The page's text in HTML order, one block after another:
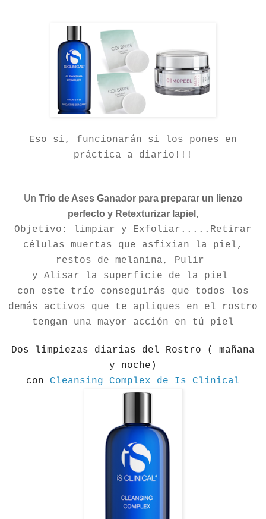
Eso si, funcionarán si los pones en
práctica a diario!!!
Un Trio de Ases Ganador para preparar un lienzo
perfecto y Retexturizar lapiel ,
Objetivo: limpiar y Exfoliar.....Retirar
células muertas que asfixian la piel,
restos de melanina, Pulir
y Alisar la superficie de la piel
con este trío conseguirás que todos los
demás activos que te apliques en el rostro
tengan una mayor acción en tú piel
Dos limpiezas diarias del Rostro ( mañana
y noche)
con Cleansing Complex de Is Clinical